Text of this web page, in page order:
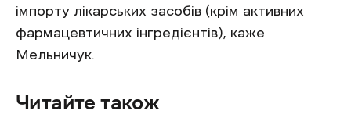
імпорту лікарських засобів (крім активних
фармацевтичних інгредієнтів), каже
Мельничук.
Читайте також